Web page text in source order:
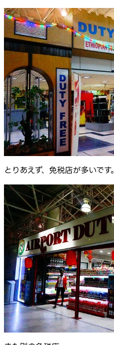
とりあえず、免税店が多いです。